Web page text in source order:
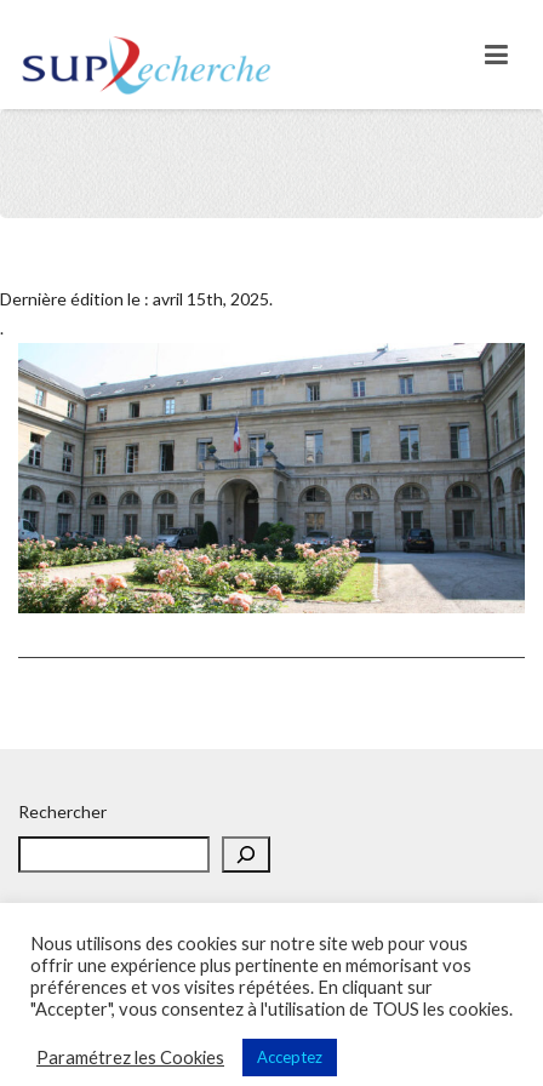
Dernière édition le : avril 15th, 2025.
.
Rechercher
Accueil Politique de confidentialité Adhésion
Contacts
SOS – Demande d’aide
Politique de confidentialité
Sup'Recherche - UNSA 2023 (illustrations de Freepik)
Vega Wordpress Theme byLyraThemes
Nous utilisons des cookies sur notre site web pour vous
offrir une expérience plus pertinente en mémorisant vos
préférences et vos visites répétées. En cliquant sur
"Accepter", vous consentez à l'utilisation de TOUS les cookies.
Paramétrez les Cookies Acceptez